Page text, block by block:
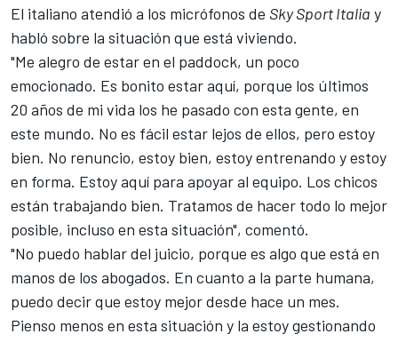
El italiano atendió a los micrófonos de Sky Sport Italia y
habló sobre la situación que está viviendo.
"Me alegro de estar en el paddock, un poco
emocionado. Es bonito estar aquí, porque los últimos
20 años de mi vida los he pasado con esta gente, en
este mundo. No es fácil estar lejos de ellos, pero estoy
bien. No renuncio, estoy bien, estoy entrenando y estoy
en forma. Estoy aquí para apoyar al equipo. Los chicos
están trabajando bien. Tratamos de hacer todo lo mejor
posible, incluso en esta situación", comentó.
"No puedo hablar del juicio, porque es algo que está en
manos de los abogados. En cuanto a la parte humana,
puedo decir que estoy mejor desde hace un mes.
Pienso menos en esta situación y la estoy gestionando